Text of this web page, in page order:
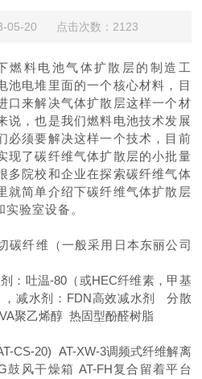
05-20 点击次数：2123
燃料电池气体扩散层的制造工
池电堆里面的一个核心材料，目
口来解决气体扩散层这样一个材
说，也是我们燃料电池技术发展
必须要解决这样一个技术， 目前
现了碳纤维气体扩散层的小批量
多院校和企业在探索碳纤维气体
就简单介绍下碳纤维气体扩散层
验室设备。
碳纤维（一般采用日本东丽公司
：吐温-80（或HEC纤维素，甲基
，减水剂：FDN高效减水剂 分散
聚乙烯醇 热固型酚醛树脂
CS-20) AT-XW-3调频式纤维解离
鼓风干燥箱 AT-FH复合留着平台